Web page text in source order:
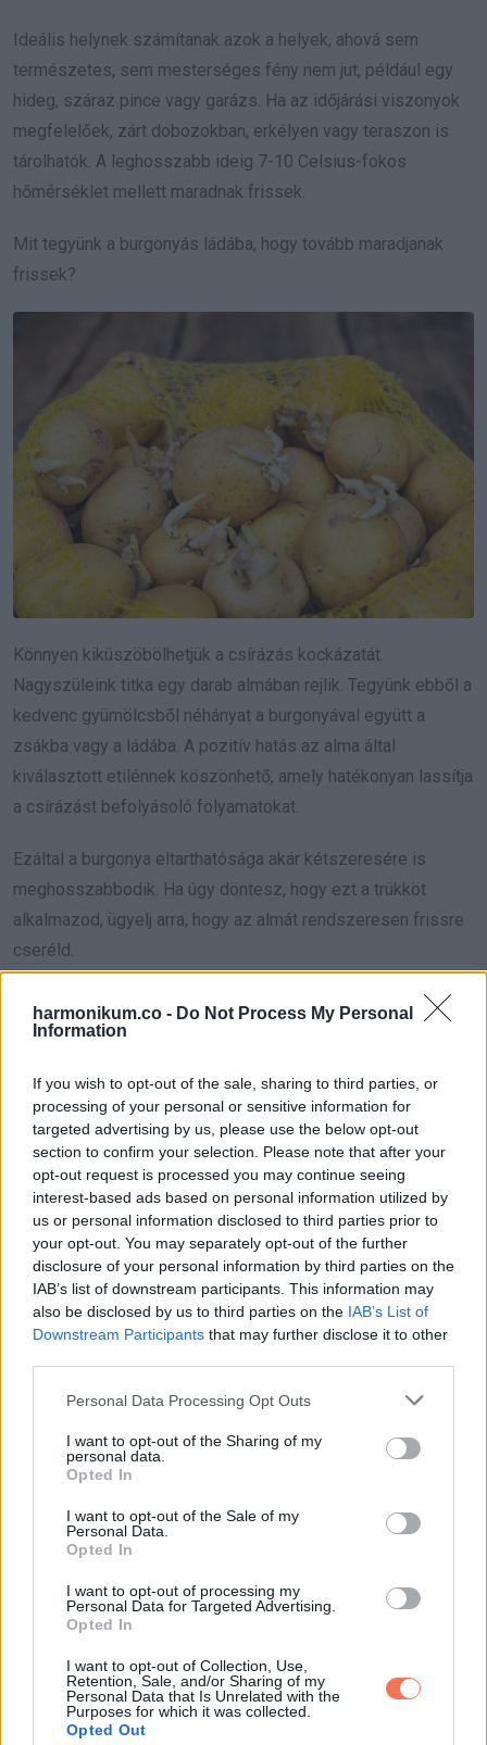
harmonikum.co - Do Not Process My Personal
Information
If you wish to opt-out of the sale, sharing to third parties, or
processing of your personal or sensitive information for
targeted advertising by us, please use the below opt-out
section to confirm your selection. Please note that after your
opt-out request is processed you may continue seeing
interest-based ads based on personal information utilized by
us or personal information disclosed to third parties prior to
your opt-out. You may separately opt-out of the further
disclosure of your personal information by third parties on the
IAB’s list of downstream participants. This information may
also be disclosed by us to third parties on the IAB’s List of
Downstream Participants that may further disclose it to other
Please note that this website/app uses one or more Google
not limited to your visit or usage behaviour. You may click to
grant or deny consent to Google and its third-party tags to
use your data for below specified purposes in below Google
consent section.
Personal Data Processing Opt Outs
I want to opt-out of the Sharing of my
personal data.
Opted In
I want to opt-out of the Sale of my
Personal Data.
Opted In
I want to opt-out of processing my
Personal Data for Targeted Advertising.
Opted In
I want to opt-out of Collection, Use,
Retention, Sale, and/or Sharing of my
Personal Data that Is Unrelated with the
Purposes for which it was collected.
Opted Out
Ideális helynek számítanak azok a helyek, ahová sem
természetes, sem mesterséges fény nem jut, például egy
hideg, száraz pince vagy garázs. Ha az időjárási viszonyok
megfelelőek, zárt dobozokban, erkélyen vagy teraszon is
tárolhatók. A leghosszabb ideig 7-10 Celsius-fokos
hőmérséklet mellett maradnak frissek.
Mit tegyünk a burgonyás ládába, hogy tovább maradjanak
frissek?
Könnyen kiküszöbölhetjük a csírázás kockázatát.
Nagyszüleink titka egy darab almában rejlik. Tegyünk ebből a
kedvenc gyümölcsből néhányat a burgonyával együtt a
zsákba vagy a ládába. A pozitív hatás az alma által
kiválasztott etilénnek köszönhető, amely hatékonyan lassítja
a csírázást befolyásoló folyamatokat.
Ezáltal a burgonya eltarthatósága akár kétszeresére is
meghosszabbodik. Ha úgy döntesz, hogy ezt a trükköt
alkalmazod, ügyelj arra, hogy az almát rendszeresen frissre
cseréld.
Oszd meg ezt a posztot: